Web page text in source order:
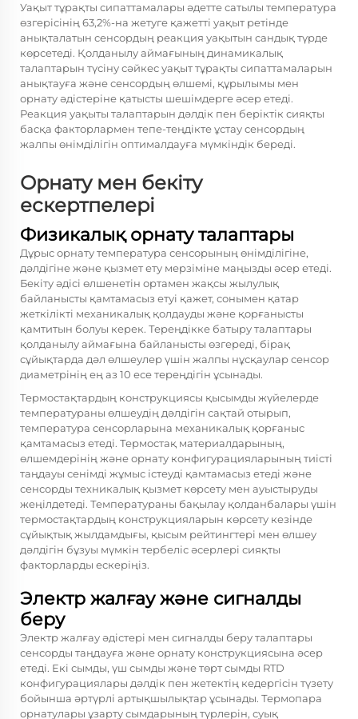
Уақыт тұрақты сипаттамалары әдетте сатылы температура
өзгерісінің 63,2%-на жетуге қажетті уақыт ретінде
анықталатын сенсордың реакция уақытын сандық түрде
көрсетеді. Қолданылу аймағының динамикалық
талаптарын түсіну сәйкес уақыт тұрақты сипаттамаларын
анықтауға және сенсордың өлшемі, құрылымы мен
орнату әдістеріне қатысты шешімдерге әсер етеді.
Реакция уақыты талаптарын дәлдік пен беріктік сияқты
басқа факторлармен тепе-теңдікте ұстау сенсордың
жалпы өнімділігін оптималдауға мүмкіндік береді.
Орнату мен бекіту
ескертпелері
Физикалық орнату талаптары
Дұрыс орнату температура сенсорының өнімділігіне,
дәлдігіне және қызмет ету мерзіміне маңызды әсер етеді.
Бекіту әдісі өлшенетін ортамен жақсы жылулық
байланысты қамтамасыз етуі қажет, сонымен қатар
жеткілікті механикалық қолдауды және қорғанысты
қамтитын болуы керек. Тереңдікке батыру талаптары
қолданылу аймағына байланысты өзгереді, бірақ
сұйықтарда дәл өлшеулер үшін жалпы нұсқаулар сенсор
диаметрінің ең аз 10 есе тереңдігін ұсынады.
Термостақтардың конструкциясы қысымды жүйелерде
температураны өлшеудің дәлдігін сақтай отырып,
температура сенсорларына механикалық қорғаныс
қамтамасыз етеді. Термостақ материалдарының,
өлшемдерінің және орнату конфигурацияларының тиісті
таңдауы сенімді жұмыс істеуді қамтамасыз етеді және
сенсорды техникалық қызмет көрсету мен ауыстыруды
жеңілдетеді. Температураны бақылау қолданбалары үшін
термостақтардың конструкцияларын көрсету кезінде
сұйықтық жылдамдығы, қысым рейтингтері мен өлшеу
дәлдігін бұзуы мүмкін тербеліс әсерлері сияқты
факторларды ескеріңіз.
Электр жалғау және сигналды
беру
Электр жалғау әдістері мен сигналды беру талаптары
сенсорды таңдауға және орнату конструкциясына әсер
етеді. Екі сымды, үш сымды және төрт сымды RTD
конфигурациялары дәлдік пен жетектің кедергісін түзету
бойынша әртүрлі артықшылықтар ұсынады. Термопара
орнатулары ұзарту сымдарының түрлерін, суық